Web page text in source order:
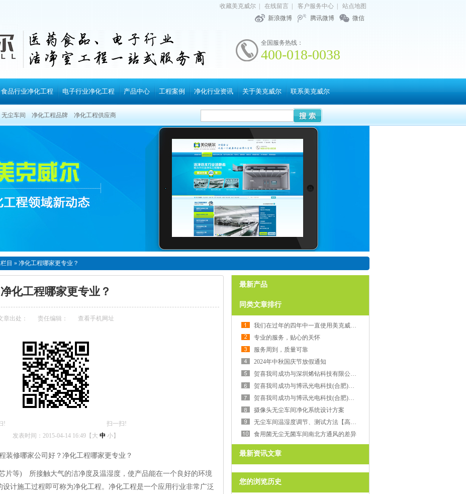
收藏美克威尔 在线留言 客户服务中心
站点地图
新浪微博
腾讯微博 微信
全国服务热线：
400-018-0038
食品行业净化工程 电子行业净化工程 产品中心 工程案例 净化行业资讯 关于美克威尔 联系美克威尔
无尘车间 净化工程品牌 净化工程供应商
目 » 净化工程哪家更专业？
净化工程哪家更专业？
章出处： 责任编辑： 查看手机网址
!
扫一扫!
发表时间：2015-04-14 16:49【 大 中 小】
装修哪家公司好？净化工程哪家更专业？
片等) 所接触大气的洁净度及温湿度，使产品能在一个良好的环境
计施工过程即可称为净化工程。净化工程是一个应用行业非常广泛
最新产品
同类文章排行
我们在过年的四年中一直使用美克威尔公司的服务，他们的团队非常专业和友好
专业的服务，贴心的关怀
服务周到，质量可靠
2024年中秋国庆节放假通知
贺喜我司成功与深圳烯钻科技有限公司签订福永福海国际科技园洁净室装修工程施工合同
贺喜我司成功与博讯光电科技(合肥)有限公司签订博讯1#厂房1F导光板车间新建百级项目施工合同
贺喜我司成功与博讯光电科技(合肥)有限公司签订博讯1#厂房1F导光板仓库区域扩建项目施工合同
摄像头无尘车间净化系统设计方案
无尘车间温湿度调节、测试方法【高效】
食用菌无尘无菌车间南北方通风的差异
最新资讯文章
您的浏览历史